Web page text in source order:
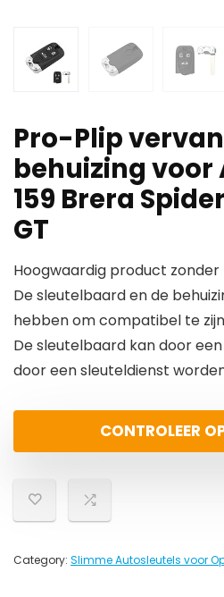
Pro-Plip
behuizing voor
159 Brera
GT
Hoogwaardig product zonder
De sleutelbaard en de
hebben om compatibel te
De sleutelbaard kan door
door een sleuteldienst
CONTROLEER
Category: Slimme Autosleutels voor